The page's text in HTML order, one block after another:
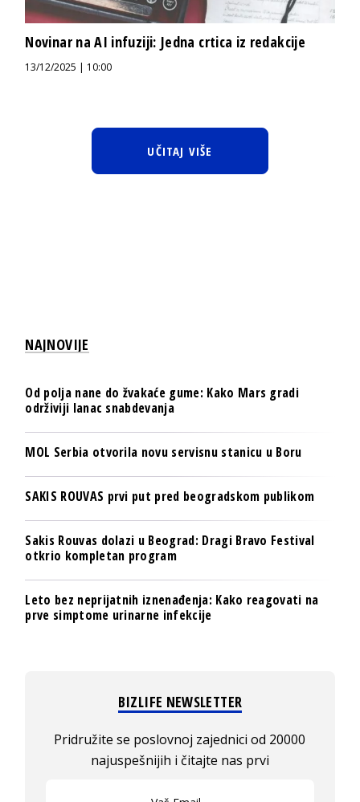
Novinar na AI infuziji: Jedna crtica iz redakcije
13/12/2025 | 10:00
UČITAJ VIŠE
NAJNOVIJE
Od polja nane do žvakaće gume: Kako Mars gradi
održiviji lanac snabdevanja
MOL Serbia otvorila novu servisnu stanicu u Boru
SAKIS ROUVAS prvi put pred beogradskom publikom
Sakis Rouvas dolazi u Beograd: Dragi Bravo Festival
otkrio kompletan program
Leto bez neprijatnih iznenađenja: Kako reagovati na
prve simptome urinarne infekcije
BIZLIFE NEWSLETTER
Pridružite se poslovnoj zajednici od 20000
najuspešnijih i čitajte nas prvi